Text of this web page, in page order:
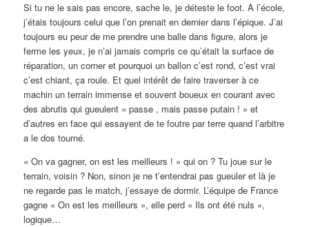
Si tu ne le sais pas encore, sache le, je déteste le foot. A l’école,
j’étais toujours celui que l’on prenait en dernier dans l’épique. J’ai
toujours eu peur de me prendre une balle dans figure, alors je
ferme les yeux, je n’ai jamais compris ce qu’était la surface de
réparation, un corner et pourquoi un ballon c’est rond, c’est vrai
c’est chiant, ça roule. Et quel intérêt de faire traverser à ce
machin un terrain immense et souvent boueux en courant avec
des abrutis qui gueulent « passe , mais passe putain ! » et
d’autres en face qui essayent de te foutre par terre quand l’arbitre
a le dos tourné.
« On va gagner, on est les meilleurs ! » qui on ? Tu joue sur le
terrain, voisin ? Non, sinon je ne t’entendrai pas gueuler et là je
ne regarde pas le match, j’essaye de dormir. L’équipe de France
gagne « On est les meilleurs », elle perd « Ils ont été nuls »,
logique…